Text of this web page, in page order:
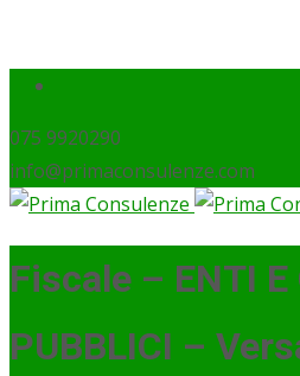
075 9920290
info@primaconsulenze.com
Fiscale – ENTI E
PUBBLICI –